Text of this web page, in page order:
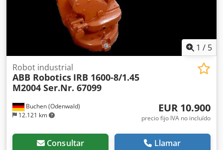
EQUIPAMIENTO ADICIONAL 7.2.2.2 Spraymotion 611 E con
accionamiento servo 7.2.10 Programa de pulverización
ampliado 7.3.1 Depósito de desmoldante TD 20 7.4.0.2
Barra de pulverización CR 245 7.12.3 Canal de evacuación
con aislamiento acústico OF70 70 años de FRECH – paquete
de aniversario
1 / 5
Buchen (Odenwald)
12.121 km
Robot industrial
ABB Robotics IRB 1600-8/1.45
M2004 Ser.Nr. 67099
EUR 10.900
precio fijo IVA no incluído
Consultar Llamar